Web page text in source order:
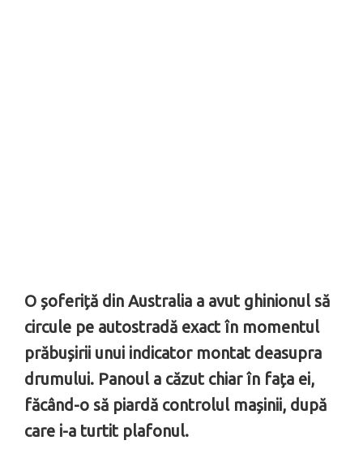
O șoferiță din Australia a avut ghinionul să
circule pe autostradă exact în momentul
prăbușirii unui indicator montat deasupra
drumului. Panoul a căzut chiar în fața ei,
făcând-o să piardă controlul mașinii, după
care i-a turtit plafonul.